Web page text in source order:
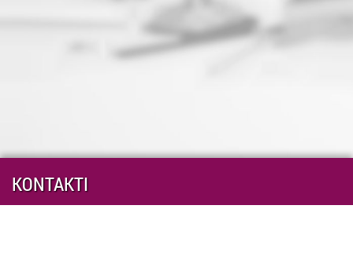
KONTAKTI